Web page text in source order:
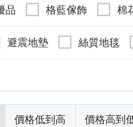
品 格藍傢飾
棉
避震地墊 絲質地毯
價格低到高 價格高到